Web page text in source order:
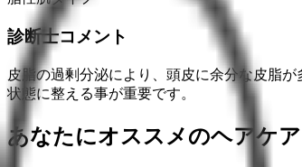
診断士コメント
皮脂の過剰分泌により、頭皮に余分な皮脂
状態に整える事が重要です。
あなたにオススメのヘアケ